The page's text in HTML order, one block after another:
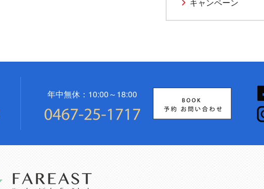
キャンペーン
年中無休：10:00～18:00